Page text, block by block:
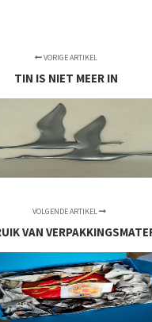
VORIGE ARTIKEL
TIN IS NIET MEER IN
VOLGENDE ARTIKEL
VAN